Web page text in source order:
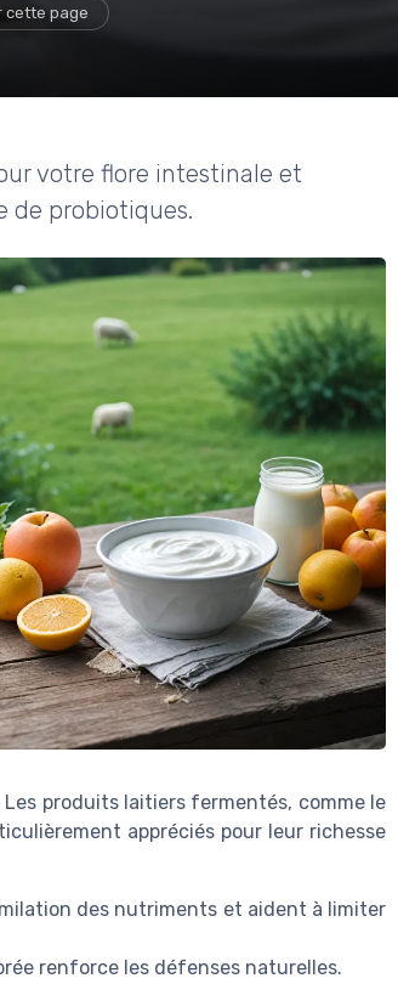
cette page
votre flore intestinale et
de probiotiques.
produits laitiers fermentés, comme le
appréciés pour leur richesse
des nutriments et aident à limiter
renforce les défenses naturelles.